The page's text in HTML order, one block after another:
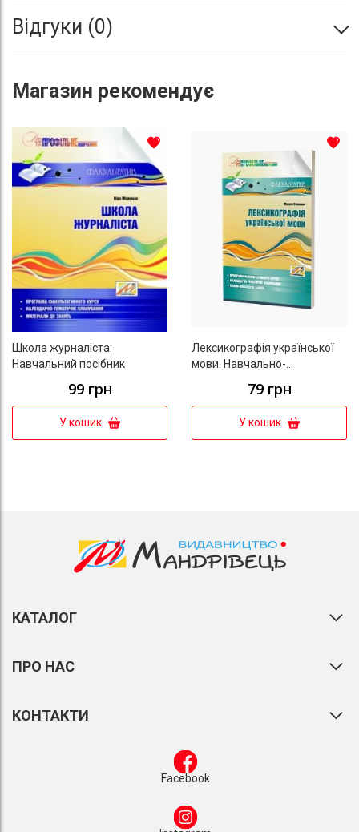
Відгуки 0
Магазин рекомендує
Школа журналіста:
Навчальний посібник
99 грн
У кошик
До списку бажань
Лексикографія української
мови. Навчально-
факультативних занять. 9
клас
79 грн
У кошик
КАТАЛОГ
ПРО НАС
КОНТАКТИ
Facebook